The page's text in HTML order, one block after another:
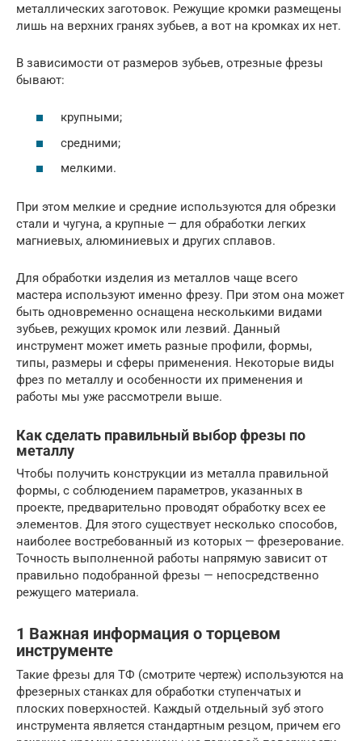
металлических заготовок. Режущие кромки размещены
лишь на верхних гранях зубьев, а вот на кромках их нет.
В зависимости от размеров зубьев, отрезные фрезы
бывают:
крупными;
средними;
мелкими.
При этом мелкие и средние используются для обрезки
стали и чугуна, а крупные — для обработки легких
магниевых, алюминиевых и других сплавов.
Для обработки изделия из металлов чаще всего
мастера используют именно фрезу. При этом она может
быть одновременно оснащена несколькими видами
зубьев, режущих кромок или лезвий. Данный
инструмент может иметь разные профили, формы,
типы, размеры и сферы применения. Некоторые виды
фрез по металлу и особенности их применения и
работы мы уже рассмотрели выше.
Как сделать правильный выбор фрезы по
металлу
Чтобы получить конструкции из металла правильной
формы, с соблюдением параметров, указанных в
проекте, предварительно проводят обработку всех ее
элементов. Для этого существует несколько способов,
наиболее востребованный из которых — фрезерование.
Точность выполненной работы напрямую зависит от
правильно подобранной фрезы — непосредственно
режущего материала.
1 Важная информация о торцевом
инструменте
Такие фрезы для ТФ (смотрите чертеж) используются на
фрезерных станках для обработки ступенчатых и
плоских поверхностей. Каждый отдельный зуб этого
инструмента является стандартным резцом, причем его